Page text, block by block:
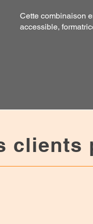
Cette combinaison
accessible,
clients